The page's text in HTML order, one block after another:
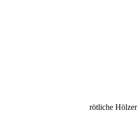
rötliche Hölzer